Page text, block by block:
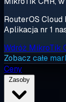
RouterOS Cloud
Aplikacja nr 1
Wdróż MikroTik
Zobacz całe
Ceny